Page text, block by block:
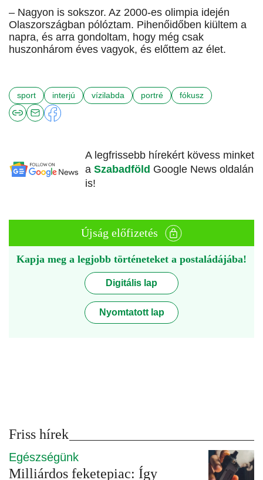
– Nagyon is sokszor. Az 2000-es olimpia idején
Olaszországban pólóztam. Pihenőidőben kiültem a
napra, és arra gondoltam, hogy még csak
huszonhárom éves vagyok, és előttem az élet.
sport interjú vízilabda portré fókusz
A legfrissebb hírekért kövess minket
a Szabadföld Google News oldalán
is!
Újság előfizetés
Kapja meg a legjobb történeteket a postaládájába!
Digitális lap
Nyomtatott lap
Friss hírek
Egészségünk
Milliárdos feketepiac: Így